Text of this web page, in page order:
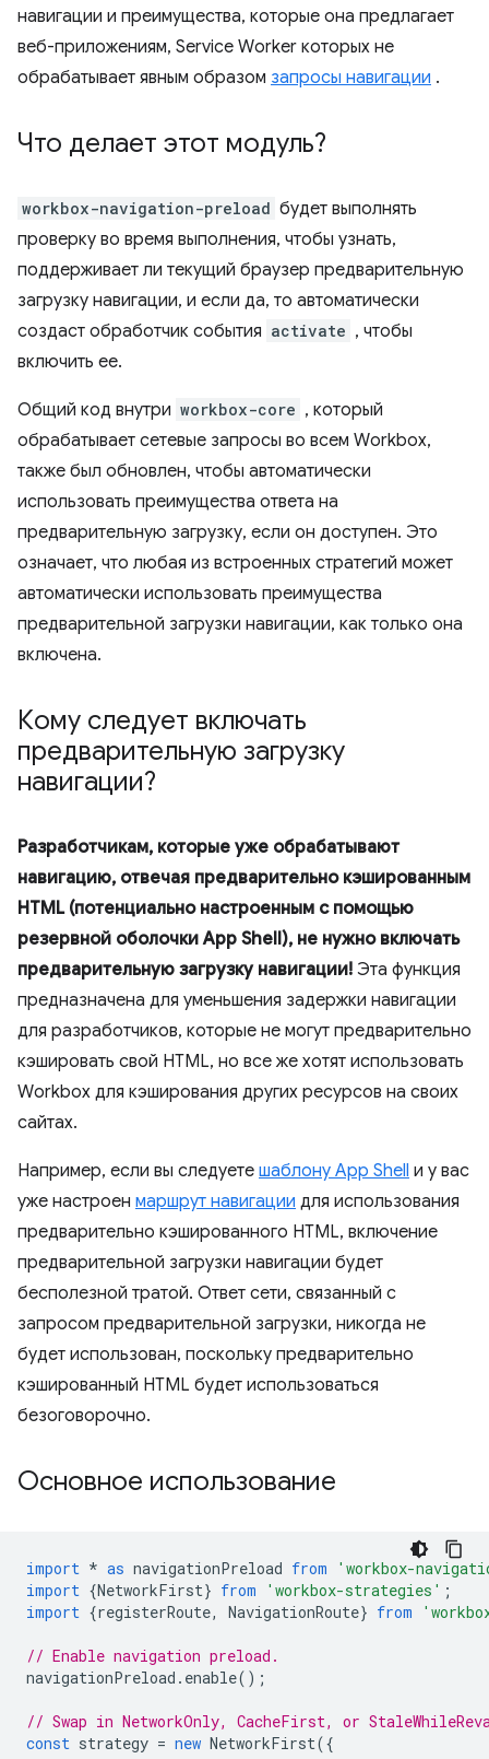
навигации и преимущества, которые она предлагает
веб-приложениям, Service Worker которых не
обрабатывает явным образом запросы навигации .
Что делает этот модуль?
workbox-navigation-preload будет выполнять
проверку во время выполнения, чтобы узнать,
поддерживает ли текущий браузер предварительную
загрузку навигации, и если да, то автоматически
создаст обработчик события activate , чтобы
включить ее.
Общий код внутри workbox-core , который
обрабатывает сетевые запросы во всем Workbox,
также был обновлен, чтобы автоматически
использовать преимущества ответа на
предварительную загрузку, если он доступен. Это
означает, что любая из встроенных стратегий может
автоматически использовать преимущества
предварительной загрузки навигации, как только она
включена.
Кому следует включать
предварительную загрузку
навигации?
Разработчикам, которые уже обрабатывают
навигацию, отвечая предварительно кэшированным
HTML (потенциально настроенным с помощью
резервной оболочки App Shell), не нужно включать
предварительную загрузку навигации! Эта функция
предназначена для уменьшения задержки навигации
для разработчиков, которые не могут предварительно
кэшировать свой HTML, но все же хотят использовать
Workbox для кэширования других ресурсов на своих
сайтах.
Например, если вы следуете шаблону App Shell и у вас
уже настроен маршрут навигации для использования
предварительно кэшированного HTML, включение
предварительной загрузки навигации будет
бесполезной тратой. Ответ сети, связанный с
запросом предварительной загрузки, никогда не
будет использован, поскольку предварительно
кэшированный HTML будет использоваться
безоговорочно.
Основное использование
import * as navigationPreload from
'workbox-
import {NetworkFirst} from 'workbox-strategies' ;
import {registerRoute, NavigationRoute} from
// Enable navigation preload.
navigationPreload . enable();
// Swap in NetworkOnly, CacheFirst, or
const strategy = new NetworkFirst({